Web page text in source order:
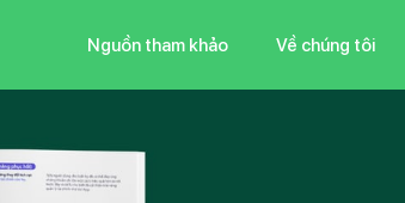
Nguồn tham khảo Về chúng tôi